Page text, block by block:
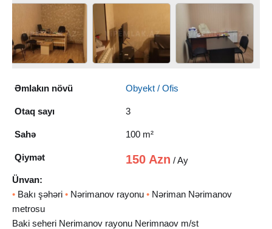
Əmlakın növü Obyekt / Ofis
Otaq sayı 3
Sahə 100 m²
Qiymət 150 Azn / Ay
Ünvan:
• Bakı şəhəri • Nərimanov rayonu • Nəriman Nərimanov
metrosu
Baki seheri Nerimanov rayonu Nerimnaov m/st